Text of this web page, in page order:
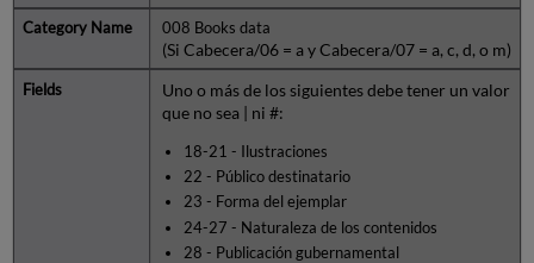
008 Books data
(Si Cabecera/06 = a y Cabecera/07 = a, c, d, o m)
Uno o más de los siguientes debe tener un valor
que no sea | ni #:
18-21 - Ilustraciones
22 - Público destinatario
23 - Forma del ejemplar
24-27 - Naturaleza de los contenidos
28 - Publicación gubernamental